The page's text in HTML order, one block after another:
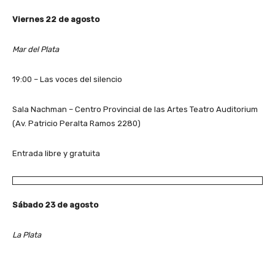
Viernes 22 de agosto
Mar del Plata
19:00 – Las voces del silencio
Sala Nachman – Centro Provincial de las Artes Teatro Auditorium
(Av. Patricio Peralta Ramos 2280)
Entrada libre y gratuita
Sábado 23 de agosto
La Plata